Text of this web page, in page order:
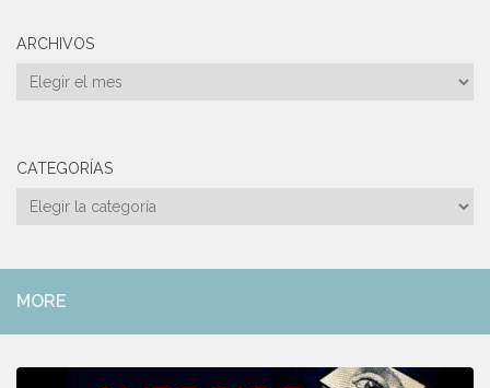
ARCHIVOS
Archivos
CATEGORÍAS
Categorías
MORE